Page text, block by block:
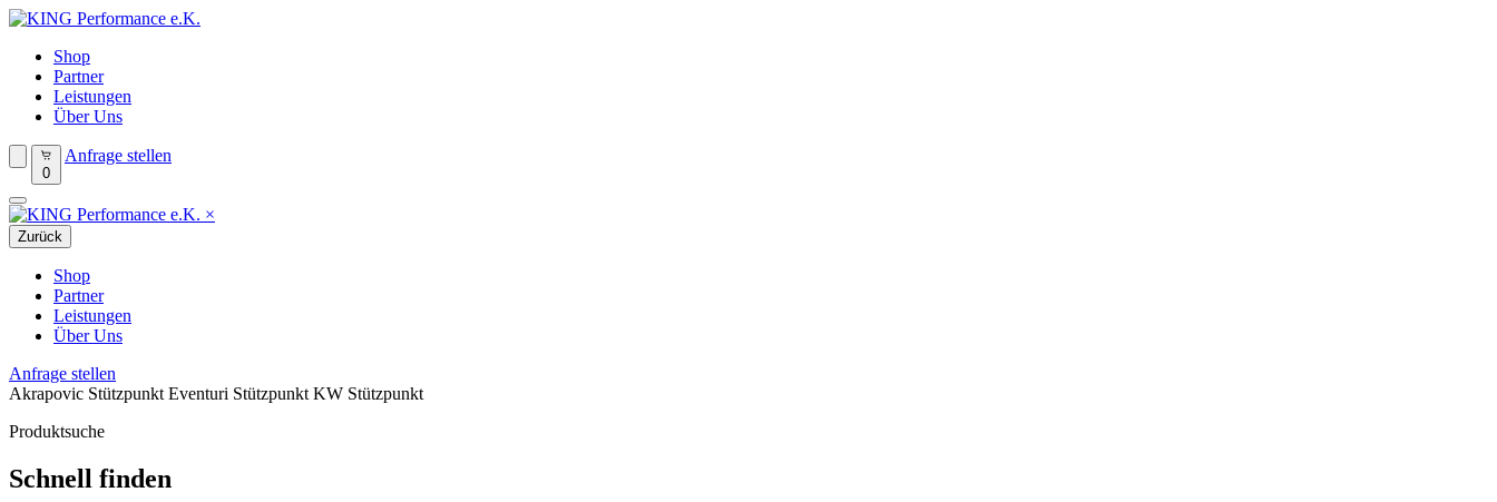
Shop
Partner
Leistungen
Über Uns
0
Anfrage stellen
×
Zurück
Shop
Partner
Leistungen
Über Uns
Anfrage stellen
Akrapovic Stützpunkt Eventuri Stützpunkt KW Stützpunkt
Produktsuche
Schnell finden